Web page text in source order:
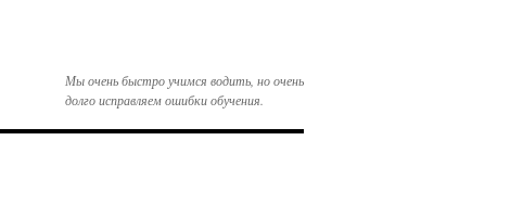
Мы очень быстро учимся водить, но очень
долго исправляем ошибки обучения.